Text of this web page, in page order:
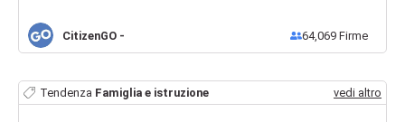
CitizenGO - 64,069 Firme
Tendenza Famiglia e istruzione vedi altro